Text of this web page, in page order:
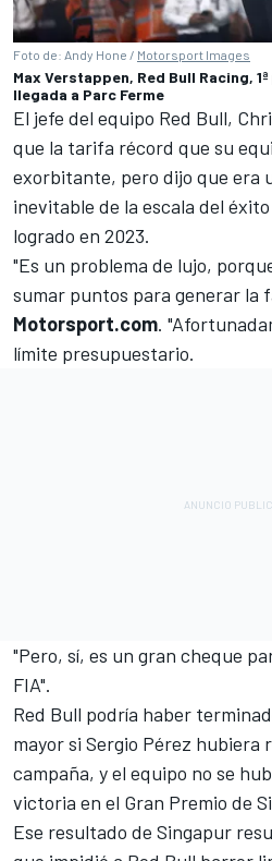
Foto de: Andy Hone / Motorsport Images
Max Verstappen, Red Bull Racing,
llegada a Parc Ferme
El jefe del equipo Red Bull,
que la tarifa récord que su
exorbitante, pero dijo que era
inevitable de la escala del
logrado en 2023.
"Es un problema de lujo,
sumar puntos para generar la
Motorsport.com.
límite presupuestario.
"Pero, sí, es un gran cheque
FIA".
Red Bull podría haber
mayor si Sergio Pérez hubiera
campaña, y el equipo no se
victoria en el Gran Premio de
Ese resultado de Singapur